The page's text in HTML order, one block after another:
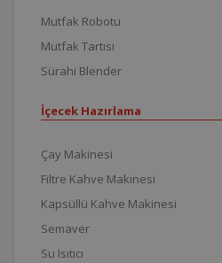
Mutfak Robotu
Mutfak Tartısı
Sürahi Blender
İçecek Hazırlama
Çay Makinesi
Filtre Kahve Makinesi
Kapsüllü Kahve Makinesi
Semaver
Su Isıtıcı